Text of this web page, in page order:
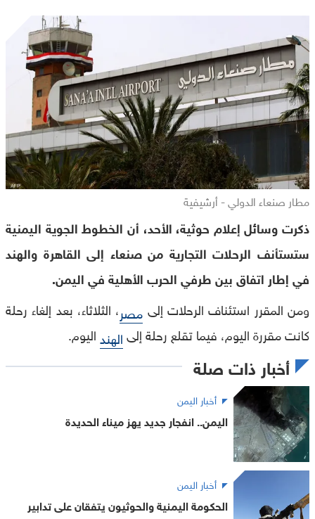
مطار صنعاء الدولي - أرشيفية
ذكرت وسائل إعلام حوثية، الأحد، أن الخطوط الجوية اليمنية
ستستأنف الرحلات التجارية من صنعاء إلى القاهرة والهند
في إطار اتفاق بين طرفي الحرب الأهلية في اليمن.
ومن المقرر استئناف الرحلات إلى مصر، الثلاثاء، بعد إلغاء رحلة
كانت مقررة اليوم، فيما تقلع رحلة إلىالهنداليوم.
أخبار ذات صلة
أخبار اليمن
اليمن.. انفجار جديد يهز ميناء الحديدة
أخبار اليمن
الحكومة اليمنية والحوثيون يتفقان على تدابير